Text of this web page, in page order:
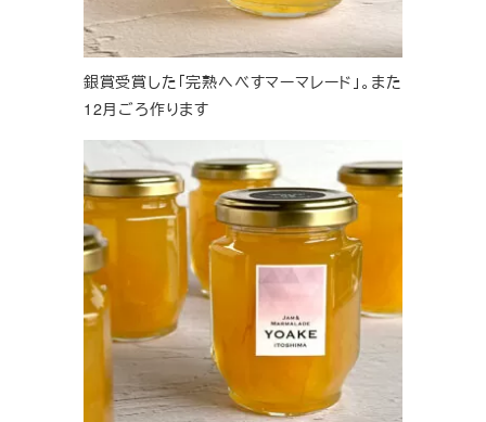
銀賞受賞した「完熟へべすマーマレード」。また
12月ごろ作ります